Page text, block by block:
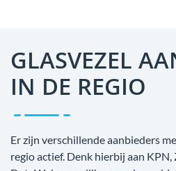
GLASVEZEL
IN DE REGIO
Er zijn verschillende aanbieders
regio actief. Denk hierbij aan KPN,